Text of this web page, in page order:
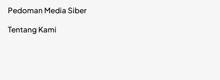
Pedoman Media Siber
Tentang Kami